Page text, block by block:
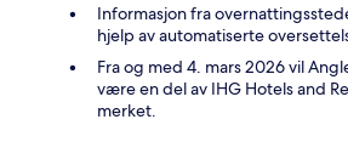
Informasjon fra
hjelp av automatiserte
Fra og med 4. mars 2026 vil
være en del av IHG Hotels and
merket.